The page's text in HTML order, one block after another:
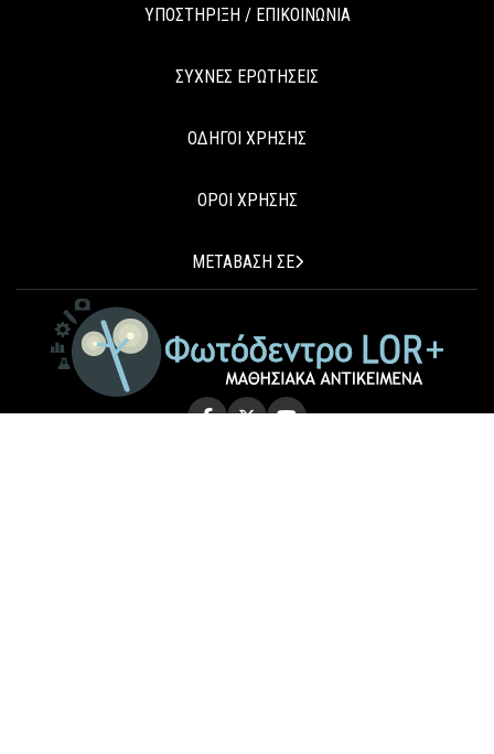
ΥΠΟΣΤΗΡΙΞΗ / ΕΠΙΚΟΙΝΩΝΙΑ
ΣΥΧΝΕΣ ΕΡΩΤΗΣΕΙΣ
ΟΔΗΓΟΙ ΧΡΗΣΗΣ
ΟΡΟΙ ΧΡΗΣΗΣ
ΜΕΤΑΒΑΣΗ ΣΕ